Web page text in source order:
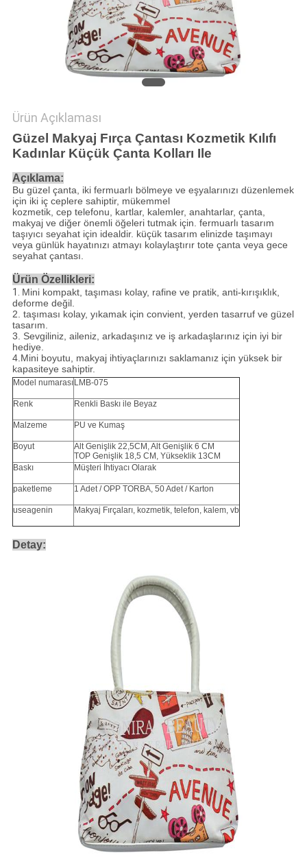
Ürün Açıklaması
Güzel Makyaj Fırça Çantası Kozmetik Kılıfı
Kadınlar Küçük Çanta Kolları Ile
Açıklama:
Bu güzel çanta, iki fermuarlı bölmeye ve eşyalarınızı düzenlemek
için iki iç ceplere sahiptir, mükemmel
kozmetik, cep telefonu, kartlar, kalemler, anahtarlar, çanta,
makyaj ve diğer önemli öğeleri tutmak için. fermuarlı tasarım
taşıyıcı seyahat için idealdir. küçük tasarım elinizde taşımayı
veya günlük hayatınızı atmayı kolaylaştırır tote çanta veya gece
seyahat çantası.
Ürün Özellikleri:
1. Mini kompakt, taşıması kolay, rafine ve pratik, anti-kırışıklık,
deforme değil.
2. taşıması kolay, yıkamak için convient, yerden tasarruf ve güzel
tasarım.
3. Sevgiliniz, aileniz, arkadaşınız ve iş arkadaşlarınız için iyi bir
hediye.
4.Mini boyutu, makyaj ihtiyaçlarınızı saklamanız için yüksek bir
kapasiteye sahiptir.
Model numarası LMB-075
Renk Renkli Baskı ile Beyaz
Malzeme PU ve Kumaş
Boyut
Alt Genişlik 22,5CM, Alt Genişlik 6 CM
TOP Genişlik 18,5 CM, Yükseklik 13CM
Baskı
Müşteri İhtiyacı Olarak
paketleme 1 Adet / OPP TORBA, 50 Adet / Karton
useagenin Makyaj Fırçaları, kozmetik, telefon, kalem, vb
Detay: